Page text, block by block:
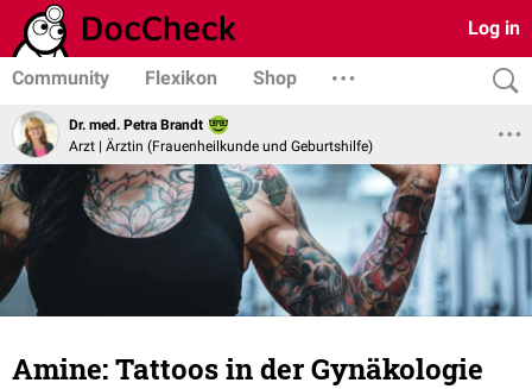
Log in
Community Flexikon Shop
Dr. med. Petra Brandt
Arzt | Ärztin (Frauenheilkunde und Geburtshilfe)
Amine: Tattoos in der Gynäkologie